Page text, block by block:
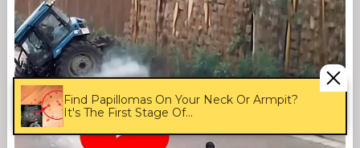
Find Papillomas On Your Neck Or Armpit?
It's The First Stage Of...